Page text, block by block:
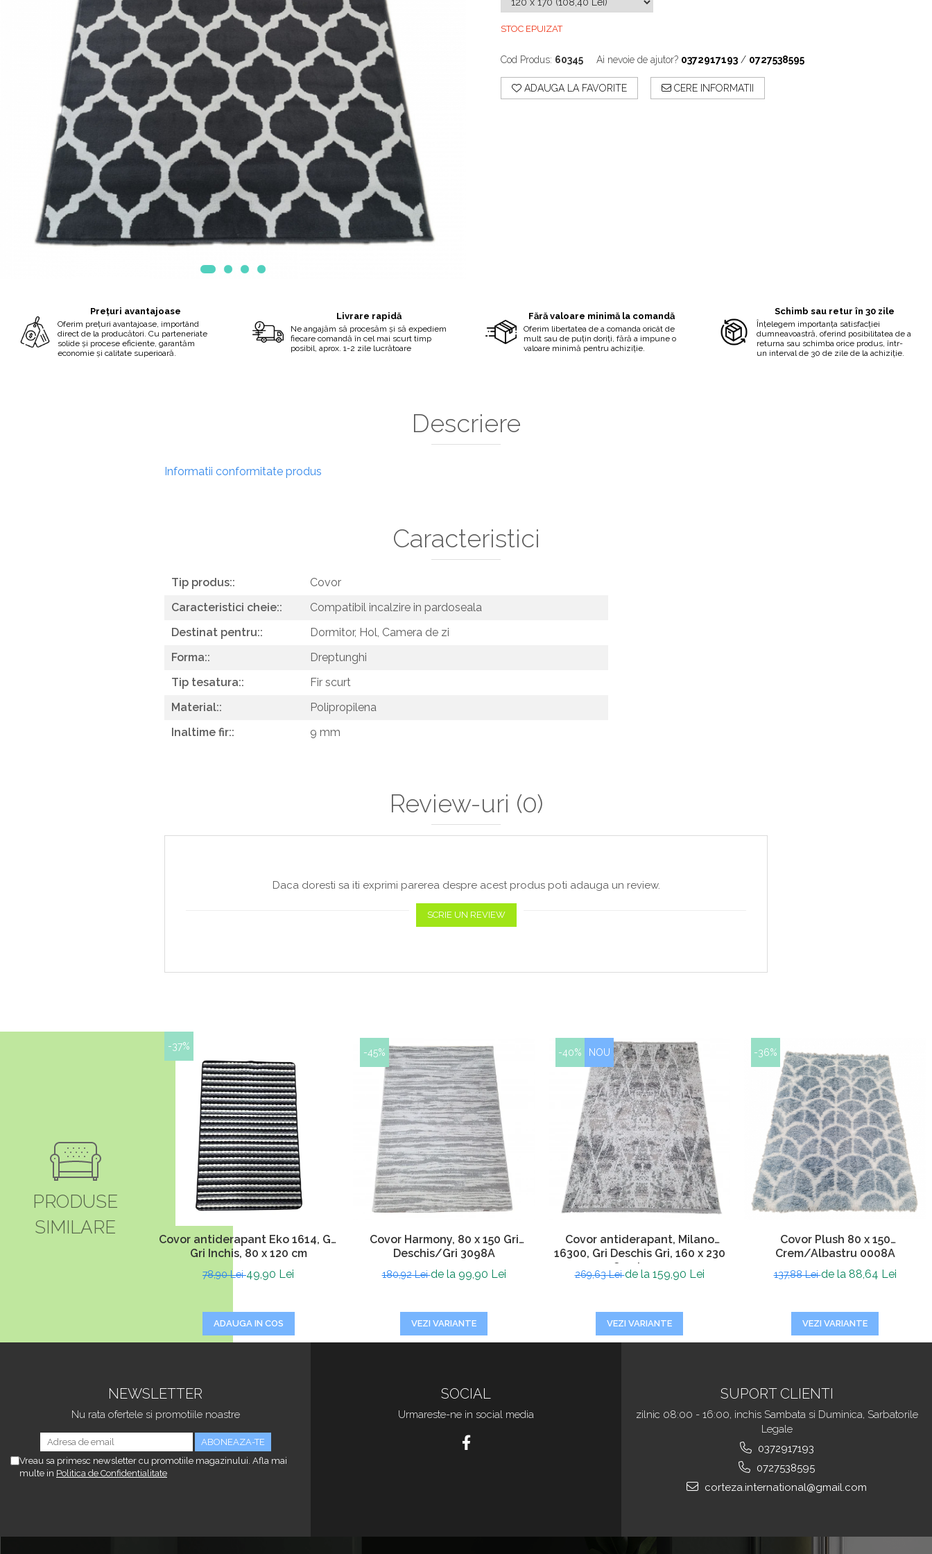
STOC EPUIZAT
Cod Produs: 60345 Ai nevoie de ajutor? 0372917193 / 0727538595
ADAUGA LA FAVORITE CERE INFORMATII
Prețuri avantajoase
Oferim prețuri avantajoase, importând
direct de la producători. Cu parteneriate
solide și procese eficiente, garantăm
economie și calitate superioară.
Livrare rapidă
Ne angajăm să procesăm și să expediem
fiecare comandă în cel mai scurt timp
posibil, aprox. 1-2 zile lucrătoare
Fără valoare minimă la comandă
Oferim libertatea de a comanda oricât de
mult sau de puțin doriți, fără a impune o
valoare minimă pentru achiziție.
Schimb sau retur în 30 zile
Înțelegem importanța satisfacției
dumneavoastră, oferind posibilitatea de a
returna sau schimba orice produs, într-
un interval de 30 de zile de la achiziție.
Descriere
Informatii conformitate produs
Caracteristici
Tip produs::
Covor
Caracteristici cheie::
Compatibil incalzire in pardoseala
Destinat pentru::
Dormitor, Hol, Camera de zi
Forma::
Dreptunghi
Tip tesatura::
Fir scurt
Material::
Polipropilena
Inaltime fir::
9 mm
Review-uri (0)
Daca doresti sa iti exprimi parerea despre acest produs poti adauga un review.
SCRIE UN REVIEW
PRODUSE
SIMILARE
-37%
Covor antiderapant Eko 1614, Gri
Gri Inchis, 80 x 120 cm
78,90 Lei49,90 Lei
ADAUGA IN COS
-45%
Covor Harmony, 80 x 150 Gri
Deschis/Gri 3098A
180,92 Leide la 99,90 Lei
VEZI VARIANTE
-40% NOU
Covor antiderapant, Milano
16300, Gri Deschis Gri, 160 x 230
cm, Grosime 4 mm
269,63 Leide la 159,90 Lei
VEZI VARIANTE
-36%
Covor Plush 80 x 150
Crem/Albastru 0008A
137,88 Leide la 88,64 Lei
VEZI VARIANTE
NEWSLETTER
Nu rata ofertele si promotiile noastre
Vreau sa primesc newsletter cu promotiile magazinului. Afla mai
multe in Politica de Confidentialitate
SOCIAL
Urmareste-ne in social media
SUPORT CLIENTI
zilnic 08:00 - 16:00, inchis Sambata si Duminica, Sarbatorile
Legale
0372917193
0727538595
corteza.international@gmail.com